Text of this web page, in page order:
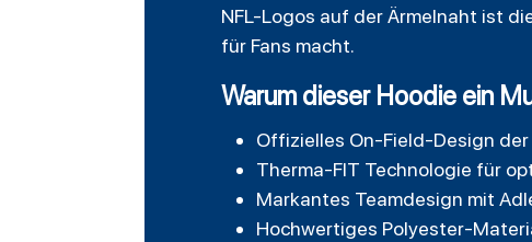
NFL-Logos auf der Ärmelnaht ist
für Fans macht.
Warum dieser Hoodie ein
Offizielles On-Field-Design
Therma-FIT Technologie für
Markantes Teamdesign mit
Hochwertiges Polyester-